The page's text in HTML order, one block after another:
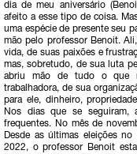
dia de meu aniversário
afeito a esse tipo de coisa.
uma espécie de presente seu
mão pelo professor Benoit.
vida, de suas paixões e
mas, sobretudo, de sua luta
abriu mão de tudo o que
trabalhadora, de sua
para ele, dinheiro,
Nos dias que se seguiram,
frequentes. No mês de
Desde as últimas eleições
2022, o professor Benoit